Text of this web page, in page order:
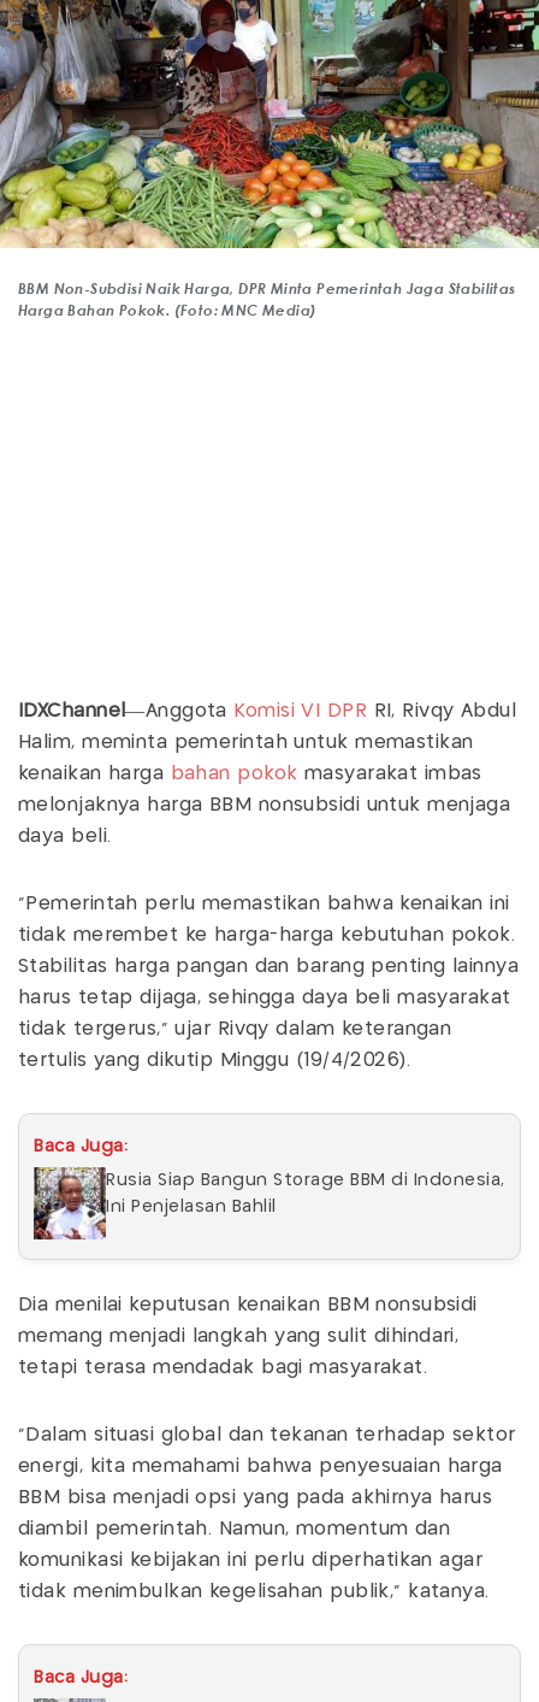
BBM Non-Subdisi Naik Harga, DPR Minta Pemerintah Jaga Stabilitas
Harga Bahan Pokok. (Foto: MNC Media)
IDXChannel—Anggota Komisi VI DPR RI, Rivqy Abdul
Halim, meminta pemerintah untuk memastikan
kenaikan harga bahan pokok masyarakat imbas
melonjaknya harga BBM nonsubsidi untuk menjaga
daya beli.
“Pemerintah perlu memastikan bahwa kenaikan ini
tidak merembet ke harga-harga kebutuhan pokok.
Stabilitas harga pangan dan barang penting lainnya
harus tetap dijaga, sehingga daya beli masyarakat
tidak tergerus,” ujar Rivqy dalam keterangan
tertulis yang dikutip Minggu (19/4/2026).
Baca Juga:
Rusia Siap Bangun Storage BBM di Indonesia,
Ini Penjelasan Bahlil
Dia menilai keputusan kenaikan BBM nonsubsidi
memang menjadi langkah yang sulit dihindari,
tetapi terasa mendadak bagi masyarakat.
“Dalam situasi global dan tekanan terhadap sektor
energi, kita memahami bahwa penyesuaian harga
BBM bisa menjadi opsi yang pada akhirnya harus
diambil pemerintah. Namun, momentum dan
komunikasi kebijakan ini perlu diperhatikan agar
tidak menimbulkan kegelisahan publik,” katanya.
Baca Juga: